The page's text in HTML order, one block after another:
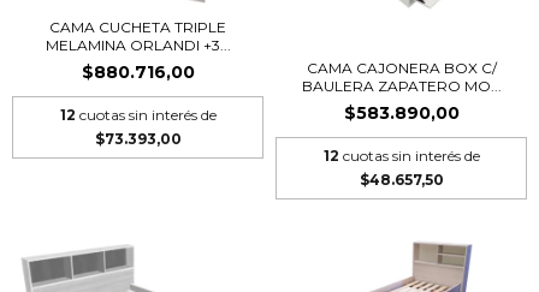
CAMA CUCHETA TRIPLE
MELAMINA ORLANDI +3...
$880.716,00
12 cuotas sin interés de
$73.393,00
CAMA CAJONERA BOX C/
BAULERA ZAPATERO MO...
$583.890,00
12 cuotas sin interés de
$48.657,50